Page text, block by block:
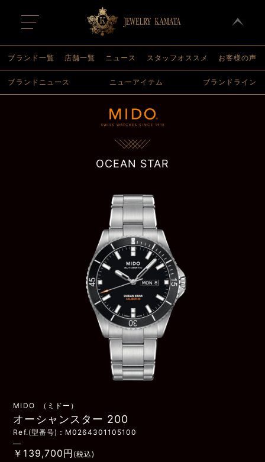
t
o
g
l
n
a
ブランド一覧 店舗一覧 ニュース スタッフオススメ お客様の声
ブランドニュース ニューアイテム ブランドライン
OCEAN STAR
MIDO （ミドー）
オーシャンスター 200
Ref.(型番号)：M0264301105100
￥139,700円 (税込)